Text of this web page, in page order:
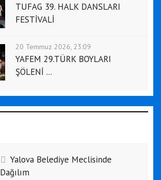
TUFAG 39. HALK DANSLARI
FESTİVALİ
20 Temmuz 2026, 23:09
YAFEM 29.TÜRK BOYLARI
ŞÖLENİ ...
Yalova Belediye Meclisinde
Dağılım